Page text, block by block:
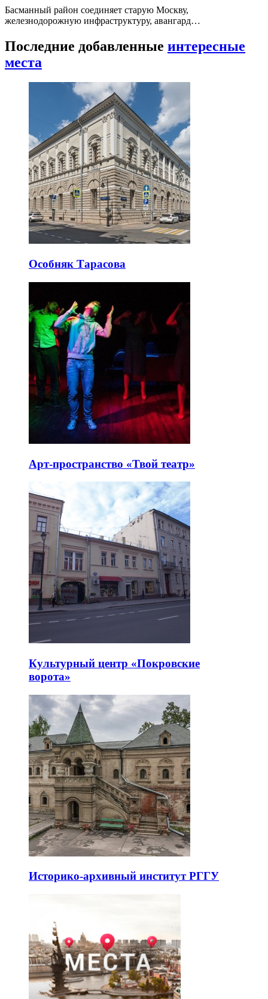
Басманный район соединяет старую Москву,
железнодорожную инфраструктуру, авангард…
Последние добавленные интересные
места
Особняк Тарасова
Арт-пространство «Твой театр»
Культурный центр «Покровские
ворота»
Историко-архивный институт РГГУ